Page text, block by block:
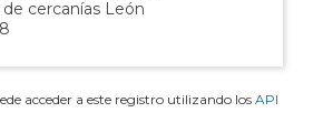
cercanías León
acceder a este registro utilizando los API